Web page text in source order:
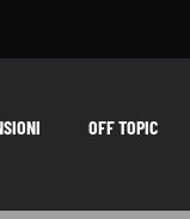
OFF TOPIC